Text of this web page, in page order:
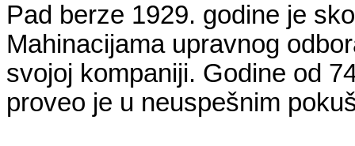
Pad berze 1929. godine je
Mahinacijama upravnog
svojoj kompaniji. Godine od
proveo je u neuspešnim